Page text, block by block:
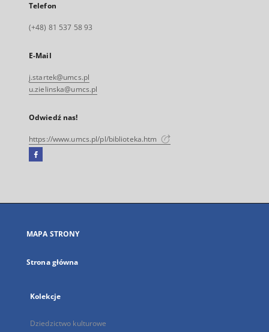
Telefon
(+48) 81 537 58 93
E-Mail
j.startek@umcs.pl
u.zielinska@umcs.pl
Odwiedź nas!
https://www.umcs.pl/pl/biblioteka.htm
Facebook
się
karcie
MAPA STRONY
Strona główna
Kolekcje
Dziedzictwo kulturowe